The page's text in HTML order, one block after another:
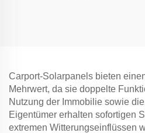
Carport-Solarpanels bieten
Mehrwert, da sie doppelte
Nutzung der Immobilie sowie
Eigentümer erhalten sofortigen
extremen Witterungseinflüssen